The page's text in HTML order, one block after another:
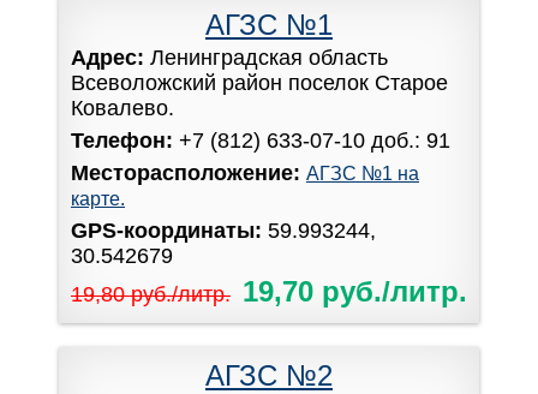
АГЗС №1
Адрес: Ленинградская область
Всеволожский район поселок Старое
Ковалево.
Телефон: +7 (812) 633-07-10 доб.: 91
Месторасположение: АГЗС №1 на
карте.
GPS-координаты: 59.993244,
30.542679
19,80 руб./литр. 19,70 руб./литр.
АГЗС №2